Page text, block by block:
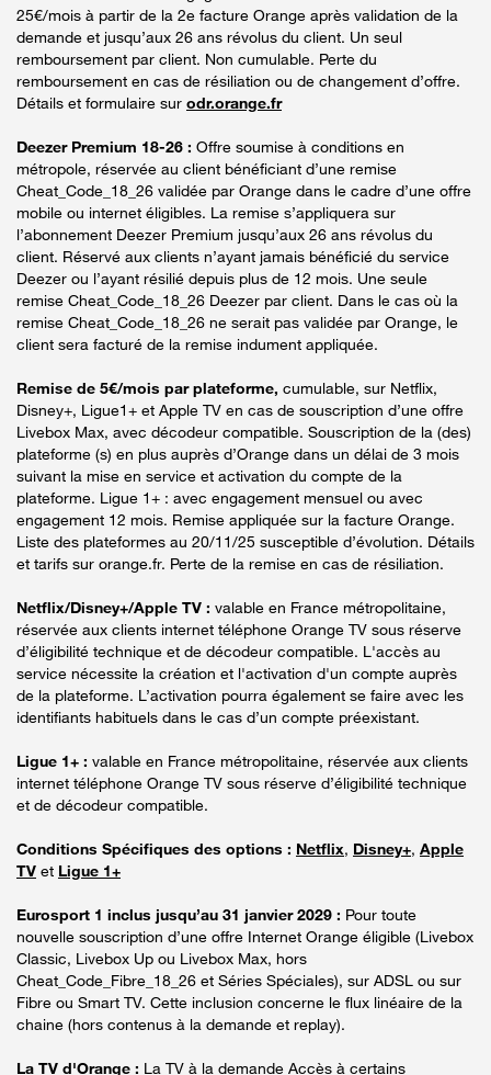
25€/mois à partir de la 2e facture Orange après validation de la
demande et jusqu’aux 26 ans révolus du client. Un seul
remboursement par client. Non cumulable. Perte du
remboursement en cas de résiliation ou de changement d’offre.
Détails et formulaire sur odr.orange.fr
Deezer Premium 18-26 : Offre soumise à conditions en
métropole, réservée au client bénéficiant d’une remise
Cheat_Code_18_26 validée par Orange dans le cadre d’une offre
mobile ou internet éligibles. La remise s’appliquera sur
l’abonnement Deezer Premium jusqu’aux 26 ans révolus du
client. Réservé aux clients n’ayant jamais bénéficié du service
Deezer ou l’ayant résilié depuis plus de 12 mois. Une seule
remise Cheat_Code_18_26 Deezer par client. Dans le cas où la
remise Cheat_Code_18_26 ne serait pas validée par Orange, le
client sera facturé de la remise indument appliquée.
Remise de 5€/mois par plateforme, cumulable, sur Netflix,
Disney+, Ligue1+ et Apple TV en cas de souscription d’une offre
Livebox Max, avec décodeur compatible. Souscription de la (des)
plateforme (s) en plus auprès d’Orange dans un délai de 3 mois
suivant la mise en service et activation du compte de la
plateforme. Ligue 1+ : avec engagement mensuel ou avec
engagement 12 mois. Remise appliquée sur la facture Orange.
Liste des plateformes au 20/11/25 susceptible d’évolution. Détails
et tarifs sur orange.fr. Perte de la remise en cas de résiliation.
Netflix/Disney+/Apple TV : valable en France métropolitaine,
réservée aux clients internet téléphone Orange TV sous réserve
d’éligibilité technique et de décodeur compatible. L'accès au
service nécessite la création et l'activation d'un compte auprès
de la plateforme. L’activation pourra également se faire avec les
identifiants habituels dans le cas d’un compte préexistant.
Ligue 1+ : valable en France métropolitaine, réservée aux clients
internet téléphone Orange TV sous réserve d’éligibilité technique
et de décodeur compatible.
Conditions Spécifiques des options : Netflix, Disney+, Apple
TV et Ligue 1+
Eurosport 1 inclus jusqu’au 31 janvier 2029 : Pour toute
nouvelle souscription d’une offre Internet Orange éligible (Livebox
Classic, Livebox Up ou Livebox Max, hors
Cheat_Code_Fibre_18_26 et Séries Spéciales), sur ADSL ou sur
Fibre ou Smart TV. Cette inclusion concerne le flux linéaire de la
chaine (hors contenus à la demande et replay).
La TV d'Orange : La TV à la demande Accès à certains